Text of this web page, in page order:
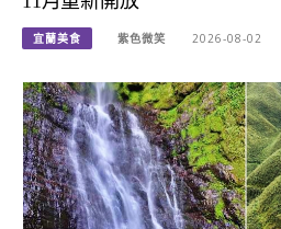
宜蘭美食 紫色微笑 2026-08-02